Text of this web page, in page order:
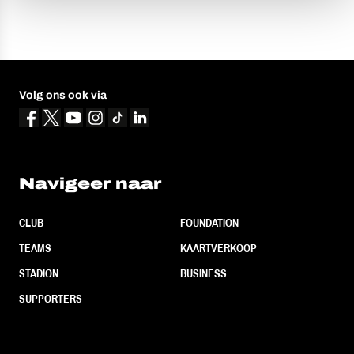
Volg ons ook via
Navigeer naar
CLUB
TEAMS
STADION
SUPPORTERS
FOUNDATION
KAARTVERKOOP
BUSINESS